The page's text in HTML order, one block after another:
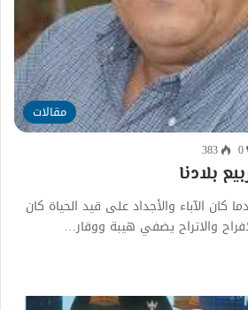
مقالات
0
383
بلادنا
كان الآباء والأجداد على قيد الحياة كان
والاتراح يضفي هيبة ووقار…